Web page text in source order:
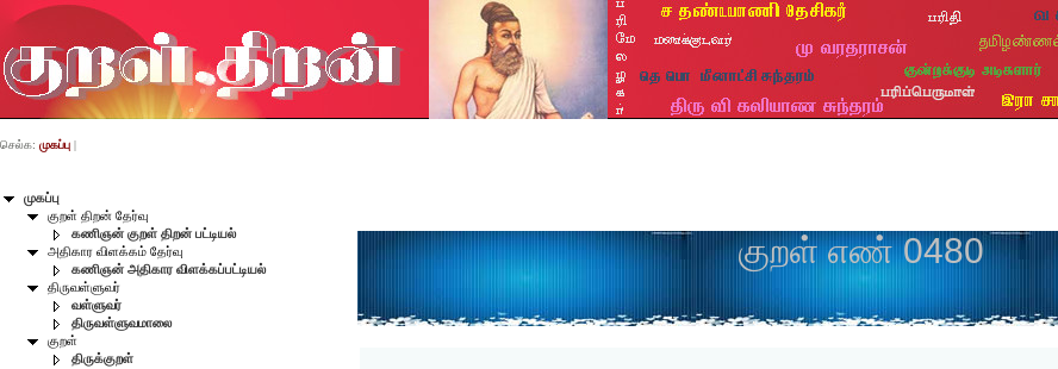
முகப்பு
குறள் திறன் தேர்வு
கணிஞன் குறள் திறன் பட்டியல்
அதிகார விளக்கம் தேர்வு
கணிஞன் அதிகார விளக்கப்பட்டியல்
திருவள்ளுவர்
வள்ளுவர்
திருவள்ளுவமாலை
குறள்
திருக்குறள்
செல்க: முகப்பு |
குறள் எண் 0480